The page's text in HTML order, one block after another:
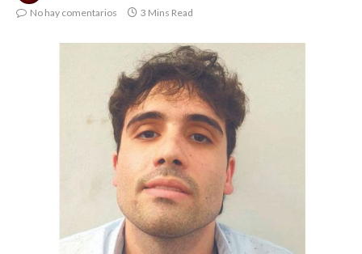
No hay comentarios
3 Mins Read